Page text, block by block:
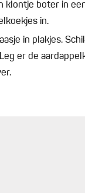
klontje boter in
in.
in plakjes.
er de